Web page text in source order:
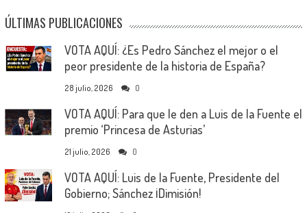
ÚLTIMAS PUBLICACIONES
VOTA AQUÍ: ¿Es Pedro Sánchez el mejor o el
peor presidente de la historia de España?
28 julio, 2026 0
VOTA AQUÍ: Para que le den a Luis de la Fuente el
premio ‘Princesa de Asturias’
21 julio, 2026 0
VOTA AQUÍ: Luis de la Fuente, Presidente del
Gobierno; Sánchez ¡Dimisión!